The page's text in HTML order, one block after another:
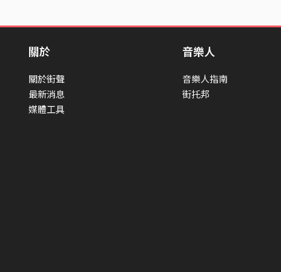
關於
關於街聲
最新消息
媒體工具
音樂人
音樂人指南
街托邦